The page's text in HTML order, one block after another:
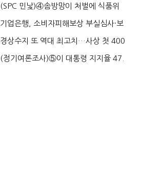
(SPC 민낯)④솜방망이 처벌에 식품위
생법 위반 반복...
기업은행, 소비자피해보상 부실심사·보
이스피싱 공시 ...
경상수지 또 역대 최고치…사상 첫 400
억달러에 '3% 성...
(정기여론조사)⑤이 대통령 지지율 47.